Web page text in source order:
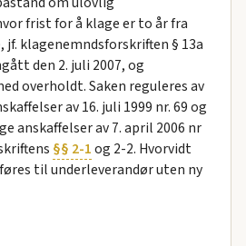
frist for å klage er to år fra
klagenemndsforskriften § 13a
den 2. juli 2007, og
overholdt. Saken reguleres av
av 16. juli 1999 nr. 69 og
anskaffelser av 7. april 2006 nr
§§ 2-1og 2-2. Hvorvidt
til underleverandør uten ny